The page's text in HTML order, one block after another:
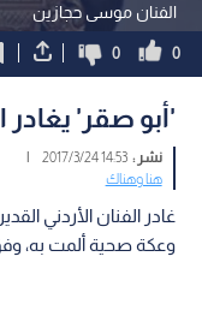
الفنان موسى حجازين
0
0
'أبو صقر'
نشر :14:53 2017/3/24
|
هنا وهناك
غادر الفنان الأردني
وعكة صحية ألمت به،